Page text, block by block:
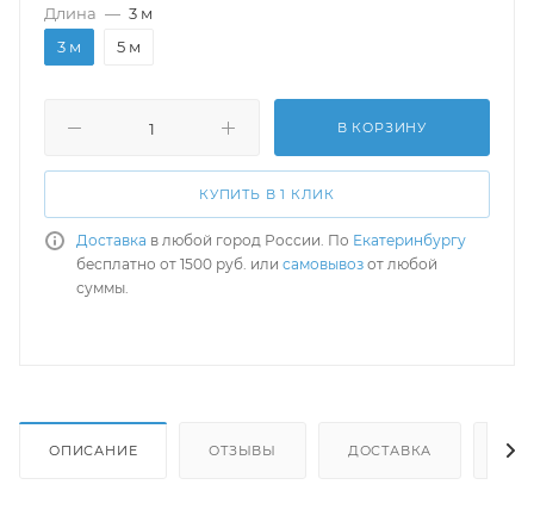
Длина — 3 м
3 м
5 м
В КОРЗИНУ
КУПИТЬ В 1 КЛИК
Доставка в любой город России. По Екатеринбургу
бесплатно от 1500 руб. или самовывоз от любой
суммы.
ОПИСАНИЕ ОТЗЫВЫ ДОСТАВКА